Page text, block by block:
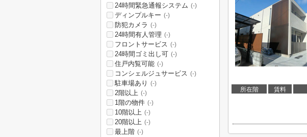
所在階 賃料
24時間緊急通報システム (-)
ディンプルキー (-)
防犯カメラ (-)
24時間有人管理 (-)
フロントサービス (-)
24時間ゴミ出し可 (-)
住戸内覧可能 (-)
コンシェルジュサービス (-)
駐車場あり (-)
2階以上 (-)
1階の物件 (-)
10階以上 (-)
20階以上 (-)
最上階 (-)